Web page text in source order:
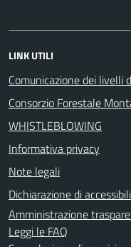
LINK UTILI
Comunicazione dei livelli
Consorzio Forestale
WHISTLEBLOWING
Informativa privacy
Note legali
Dichiarazione di
Amministrazione
Leggi le FAQ